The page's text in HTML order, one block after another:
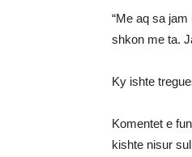
“Me aq sa
shkon me ta.
Ky ishte
Komentet e
kishte nisur